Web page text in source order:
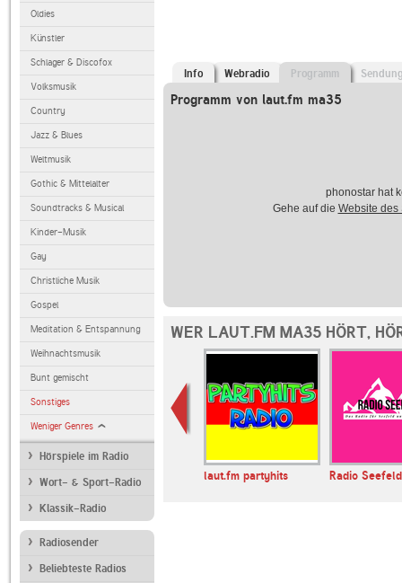
Oldies
Künstler
Schlager & Discofox
Volksmusik
Country
Jazz & Blues
Weltmusik
Gothic & Mittelalter
Soundtracks & Musical
Kinder-Musik
Gay
Christliche Musik
Gospel
Meditation & Entspannung
Weihnachtsmusik
Bunt gemischt
Sonstiges
Weniger Genres
Hörspiele im Radio
Wort- & Sport-Radio
Klassik-Radio
Radiosender
Beliebteste Radios
Info Webradio Programm
Programm von laut.fm ma35
phonostar hat
Gehe auf die Website des
WER LAUT.FM MA35 HÖRT,
Radio 700 laut.fm partyhits Radio Seefeld